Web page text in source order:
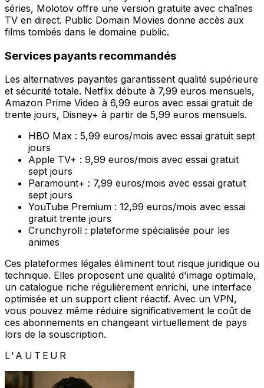
séries, Molotov offre une version gratuite avec chaînes
TV en direct. Public Domain Movies donne accès aux
films tombés dans le domaine public.
Services payants recommandés
Les alternatives payantes garantissent qualité supérieure
et sécurité totale. Netflix débute à 7,99 euros mensuels,
Amazon Prime Video à 6,99 euros avec essai gratuit de
trente jours, Disney+ à partir de 5,99 euros mensuels.
HBO Max : 5,99 euros/mois avec essai gratuit sept
jours
Apple TV+ : 9,99 euros/mois avec essai gratuit
sept jours
Paramount+ : 7,99 euros/mois avec essai gratuit
sept jours
YouTube Premium : 12,99 euros/mois avec essai
gratuit trente jours
Crunchyroll : plateforme spécialisée pour les
animes
Ces plateformes légales éliminent tout risque juridique ou
technique. Elles proposent une qualité d'image optimale,
un catalogue riche régulièrement enrichi, une interface
optimisée et un support client réactif. Avec un VPN,
vous pouvez même réduire significativement le coût de
ces abonnements en changeant virtuellement de pays
lors de la souscription.
L'AUTEUR